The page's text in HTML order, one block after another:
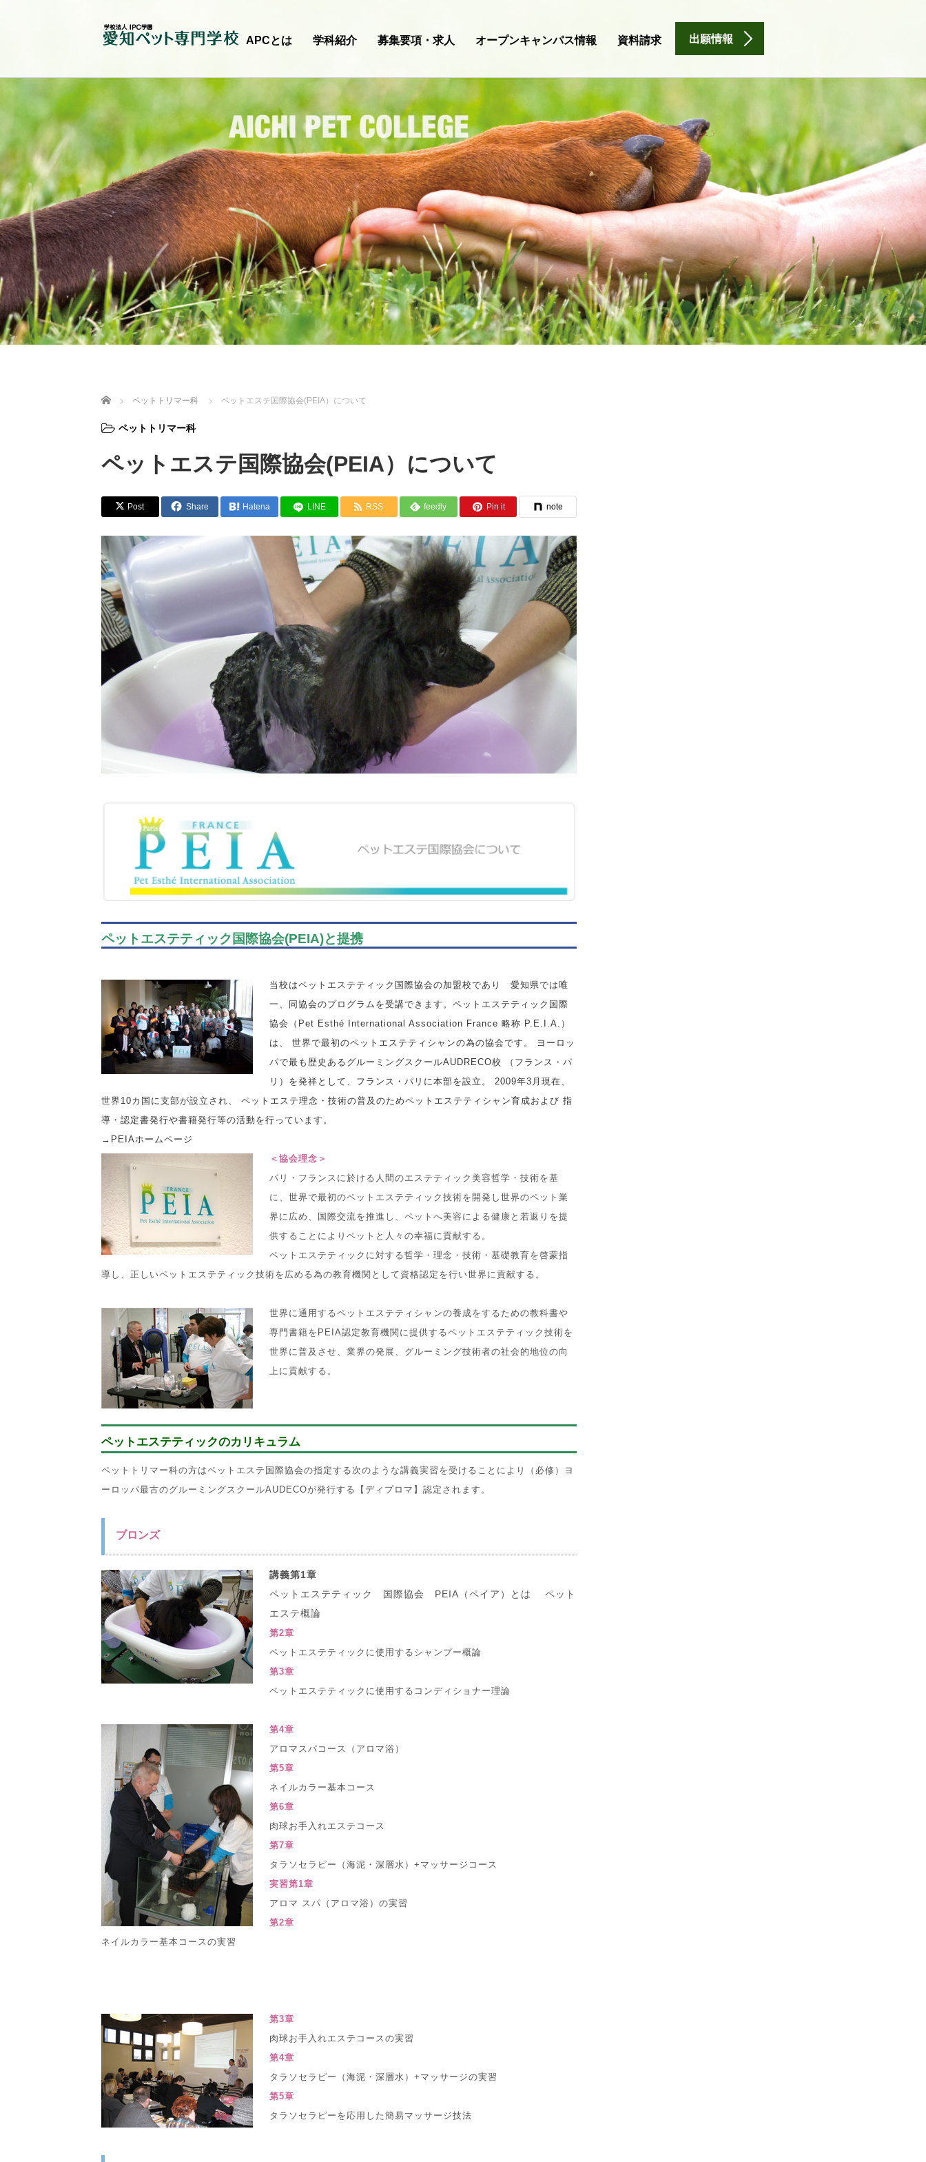
APCとは 学科紹介 募集要項・求人 オープンキャンパス情報 資料請求 出願情報
ホーム ペットトリマー科 ペットエステ国際協会(PEIA）について
ペットトリマー科
ペットエステ国際協会(PEIA）について
Post Share Hatena LINE RSS feedly Pin it note
ペットエステティック国際協会(PEIA)と提携
当校はペットエステティック国際協会の加盟校であり 愛知県では唯
一、同協会のプログラムを受講できます。ペットエステティック国際
協会（Pet Esthé International Association France 略称 P.E.I.A.）
は、 世界で最初のペットエステティシャンの為の協会です。 ヨーロッ
パで最も歴史あるグルーミングスクールAUDRECO校 （フランス・パ
リ）を発祥として、フランス・パリに本部を設立。 2009年3月現在、
世界10カ国に支部が設立され、 ペットエステ理念・技術の普及のためペットエステティシャン育成および 指
導・認定書発行や書籍発行等の活動を行っています。
→PEIAホームページ
＜協会理念＞
パリ・フランスに於ける人間のエステティック美容哲学・技術を基
に、世界で最初のペットエステティック技術を開発し世界のペット業
界に広め、国際交流を推進し、ペットへ美容による健康と若返りを提
供することによりペットと人々の幸福に貢献する。
ペットエステティックに対する哲学・理念・技術・基礎教育を啓蒙指
導し、正しいペットエステティック技術を広める為の教育機関として資格認定を行い世界に貢献する。
世界に通用するペットエステティシャンの養成をするための教科書や
専門書籍をPEIA認定教育機関に提供するペットエステティック技術を
世界に普及させ、業界の発展、グルーミング技術者の社会的地位の向
上に貢献する。
ペットエステティックのカリキュラム
ペットトリマー科の方はペットエステ国際協会の指定する次のような講義実習を受けることにより（必修）ヨ
ーロッパ最古のグルーミングスクールAUDECOが発行する【ディプロマ】認定されます。
ブロンズ
講義第1章
ペットエステティック 国際協会 PEIA（ペイア）とは ペット
エステ概論
第2章
ペットエステティックに使用するシャンプー概論
第3章
ペットエステティックに使用するコンディショナー理論
第4章
アロマスパコース（アロマ浴）
第5章
ネイルカラー基本コース
第6章
肉球お手入れエステコース
第7章
タラソセラピー（海泥・深層水）+マッサージコース
実習第1章
アロマ スパ（アロマ浴）の実習
第2章
ネイルカラー基本コースの実習
第3章
肉球お手入れエステコースの実習
第4章
タラソセラピー（海泥・深層水）+マッサージの実習
第5章
タラソセラピーを応用した簡易マッサージ技法